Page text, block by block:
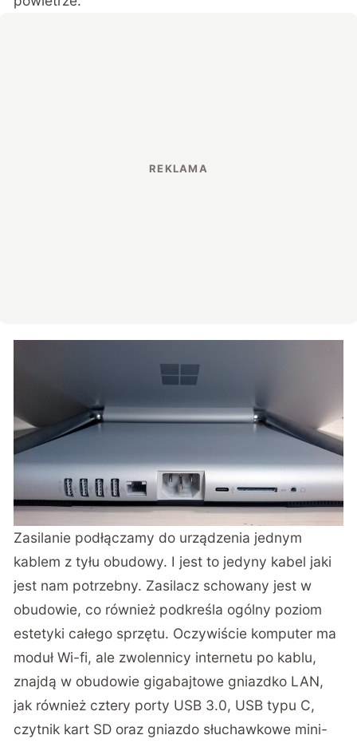
Zasilanie podłączamy do urządzenia jednym
kablem z tyłu obudowy. I jest to jedyny kabel jaki
jest nam potrzebny. Zasilacz schowany jest w
obudowie, co również podkreśla ogólny poziom
estetyki całego sprzętu. Oczywiście komputer ma
moduł Wi-fi, ale zwolennicy internetu po kablu,
znajdą w obudowie gigabajtowe gniazdko LAN,
jak również cztery porty USB 3.0, USB typu C,
czytnik kart SD oraz gniazdo słuchawkowe mini-